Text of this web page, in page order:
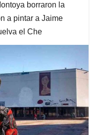
borraron la
a pintar a Jaime
el Che